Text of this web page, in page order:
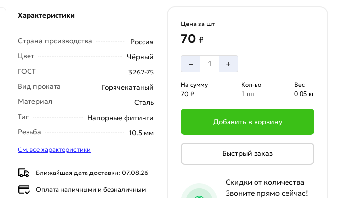
Характеристики
Страна производства
Россия
Цвет
Чёрный
ГОСТ
3262-75
Вид проката
Горячекатаный
Материал
Сталь
Тип
Напорные фитинги
Резьба
10.5 мм
См. все характеристики
Ближайшая дата доставки: 07.08.26
Оплата наличными и безналичным
Цена за шт
70 ₽
– +
На сумму
70 ₽
Кол-во
1 шт
Вес
0.05 кг
Добавить в корзину
Быстрый заказ
Скидки от количества
Звоните прямо сейчас!